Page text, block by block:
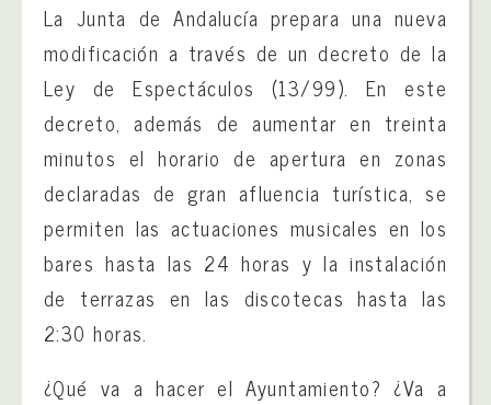
La Junta de Andalucía prepara una nueva
modificación a través de un decreto de la
Ley de Espectáculos (13/99). En este
decreto, además de aumentar en treinta
minutos el horario de apertura en zonas
declaradas de gran afluencia turística, se
permiten las actuaciones musicales en los
bares hasta las 24 horas y la instalación
de terrazas en las discotecas hasta las
2:30 horas.
¿Qué va a hacer el Ayuntamiento? ¿Va a